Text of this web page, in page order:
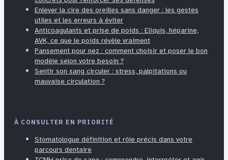
Enlever la cire des oreilles sans danger : les gestes
utiles et les erreurs à éviter
Anticoagulants et prise de poids : Eliquis, héparine,
AVK, ce que le poids révèle vraiment
Pansement pour nez : comment choisir et poser le bon
modèle selon votre besoin ?
Sentir son sang circuler : stress, palpitations ou
mauvaise circulation ?
À CONSULTER EN PRIORITÉ
Stomatologue définition et rôle précis dans votre
parcours dentaire